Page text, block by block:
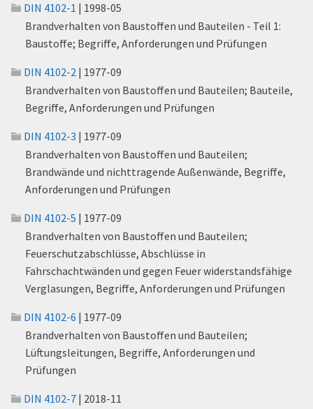
DIN 4102-1 | 1998-05
Brandverhalten von Baustoffen und Bauteilen - Teil 1:
Baustoffe; Begriffe, Anforderungen und Prüfungen
DIN 4102-2 | 1977-09
Brandverhalten von Baustoffen und Bauteilen; Bauteile,
Begriffe, Anforderungen und Prüfungen
DIN 4102-3 | 1977-09
Brandverhalten von Baustoffen und Bauteilen;
Brandwände und nichttragende Außenwände, Begriffe,
Anforderungen und Prüfungen
DIN 4102-5 | 1977-09
Brandverhalten von Baustoffen und Bauteilen;
Feuerschutzabschlüsse, Abschlüsse in
Fahrschachtwänden und gegen Feuer widerstandsfähige
Verglasungen, Begriffe, Anforderungen und Prüfungen
DIN 4102-6 | 1977-09
Brandverhalten von Baustoffen und Bauteilen;
Lüftungsleitungen, Begriffe, Anforderungen und
Prüfungen
DIN 4102-7 | 2018-11